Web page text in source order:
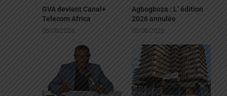
GVA devient Canal+
Telecom Africa
06/08/2026
Agbogboza : L’ édition
2026 annulée
05/08/2026